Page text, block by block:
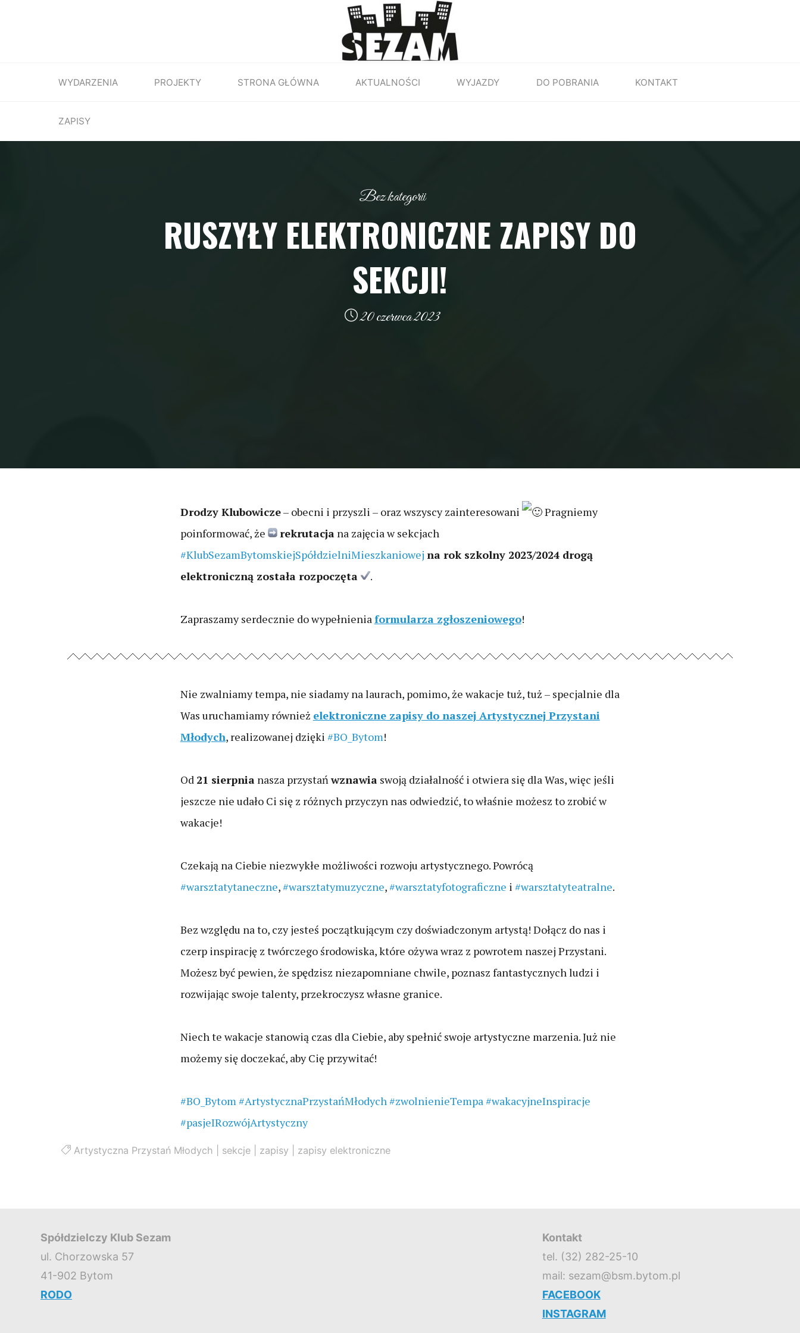
WYDARZENIA PROJEKTY STRONA GŁÓWNA AKTUALNOŚCI WYJAZDY DO POBRANIA KONTAKT
ZAPISY
Bez kategorii
RUSZYŁY ELEKTRONICZNE ZAPISY DO
SEKCJI!
20 czerwca 2023
Drodzy Klubowicze– obecni i przyszli – oraz wszyscy zainteresowani
Pragniemy
poinformować, że
rekrutacjana zajęcia w sekcjach
#KlubSezamBytomskiejSpółdzielniMieszkaniowej na rok szkolny 2023/2024 drogą
elektroniczną została rozpoczęta
.
Zapraszamy serdecznie do wypełnieniaformularza zgłoszeniowego!
Nie zwalniamy tempa, nie siadamy na laurach, pomimo, że wakacje tuż, tuż – specjalnie dla
Was uruchamiamy również elektroniczne zapisy do naszej Artystycznej Przystani
Młodych, realizowanej dzięki #BO_Bytom!
Od 21 sierpnianasza przystańwznawiaswoją działalność i otwiera się dla Was, więc jeśli
jeszcze nie udało Ci się z różnych przyczyn nas odwiedzić, to właśnie możesz to zrobić w
wakacje!
Czekają na Ciebie niezwykłe możliwości rozwoju artystycznego. Powrócą
#warsztatytaneczne,#warsztatymuzyczne,#warsztatyfotograficzne i #warsztatyteatralne.
Bez względu na to, czy jesteś początkującym czy doświadczonym artystą! Dołącz do nas i
czerp inspirację z twórczego środowiska, które ożywa wraz z powrotem naszej Przystani.
Możesz być pewien, że spędzisz niezapomniane chwile, poznasz fantastycznych ludzi i
rozwijając swoje talenty, przekroczysz własne granice.
Niech te wakacje stanowią czas dla Ciebie, aby spełnić swoje artystyczne marzenia. Już nie
możemy się doczekać, aby Cię przywitać!
#BO_Bytom#ArtystycznaPrzystańMłodych#zwolnienieTempa#wakacyjneInspiracje
#pasjeIRozwójArtystyczny
Artystyczna Przystań Młodych sekcje zapisy zapisy elektroniczne
Spółdzielczy Klub Sezam
ul. Chorzowska 57
41-902 Bytom
RODO
Kontakt
tel. (32) 282-25-10
mail: sezam@bsm.bytom.pl
FACEBOOK
INSTAGRAM